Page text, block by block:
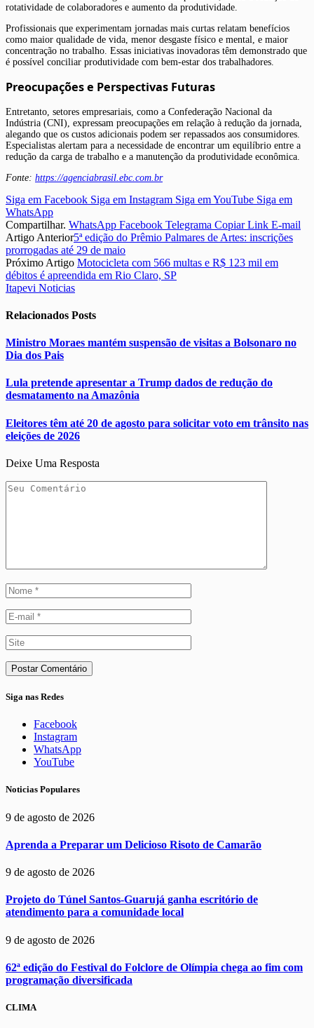
rotatividade de colaboradores e aumento da produtividade.
Profissionais que experimentam jornadas mais curtas relatam benefícios
como maior qualidade de vida, menor desgaste físico e mental, e maior
concentração no trabalho. Essas iniciativas inovadoras têm demonstrado que
é possível conciliar produtividade com bem-estar dos trabalhadores.
Preocupações e Perspectivas Futuras
Entretanto, setores empresariais, como a Confederação Nacional da
Indústria (CNI), expressam preocupações em relação à redução da jornada,
alegando que os custos adicionais podem ser repassados aos consumidores.
Especialistas alertam para a necessidade de encontrar um equilíbrio entre a
redução da carga de trabalho e a manutenção da produtividade econômica.
Fonte: https://agenciabrasil.ebc.com.br
Siga em Facebook Siga em Instagram Siga em YouTube Siga em
WhatsApp
Compartilhar. WhatsApp Facebook Telegrama Copiar Link E-mail
Artigo Anterior5ª edição do Prêmio Palmares de Artes: inscrições
prorrogadas até 29 de maio
Próximo Artigo Motocicleta com 566 multas e R$ 123 mil em
débitos é apreendida em Rio Claro, SP
Itapevi Noticias
Relacionados Posts
Ministro Moraes mantém suspensão de visitas a Bolsonaro no
Dia dos Pais
Lula pretende apresentar a Trump dados de redução do
desmatamento na Amazônia
Eleitores têm até 20 de agosto para solicitar voto em trânsito nas
eleições de 2026
Deixe Uma Resposta
Siga nas Redes
Facebook
Instagram
WhatsApp
YouTube
Noticias Populares
9 de agosto de 2026
Aprenda a Preparar um Delicioso Risoto de Camarão
9 de agosto de 2026
Projeto do Túnel Santos-Guarujá ganha escritório de
atendimento para a comunidade local
9 de agosto de 2026
62ª edição do Festival do Folclore de Olímpia chega ao fim com
programação diversificada
CLIMA